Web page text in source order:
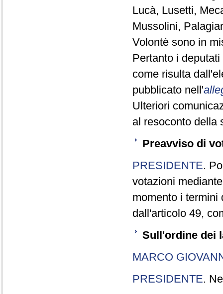
Lucà, Lusetti,
Mussolini,
Volontè sono in
Pertanto i
come risulta
pubblicato nell'
Ulteriori
al resoconto della
Preavviso di
PRESIDENTE.
votazioni
momento i termini
dall'articolo 49,
Sull'ordine dei
MARCO
PRESIDENTE.